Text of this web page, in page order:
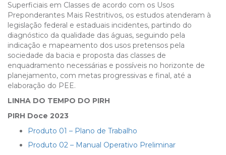
Superficiais em Classes de acordo com os Usos
Preponderantes Mais Restritivos, os estudos atenderam à
legislação federal e estaduais incidentes, partindo do
diagnóstico da qualidade das águas, seguindo pela
indicação e mapeamento dos usos pretensos pela
sociedade da bacia e proposta das classes de
enquadramento necessárias e possíveis no horizonte de
planejamento, com metas progressivas e final, até a
elaboração do PEE.
LINHA DO TEMPO DO PIRH
PIRH Doce 2023
Produto 01 – Plano de Trabalho
Produto 02 – Manual Operativo Preliminar